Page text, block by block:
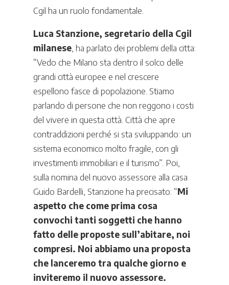
Cgil ha un ruolo fondamentale.
Luca Stanzione, segretario della Cgil
milanese, ha parlato dei problemi della citta:
“Vedo che Milano sta dentro il solco delle
grandi città europee e nel crescere
espellono fasce di popolazione. Stiamo
parlando di persone che non reggono i costi
del vivere in questa città. Città che apre
contraddizioni perché si sta sviluppando: un
sistema economico molto fragile, con gli
investimenti immobiliari e il turismo”. Poi,
sulla nomina del nuovo assessore alla casa
Guido Bardelli, Stanzione ha precisato: “Mi
aspetto che come prima cosa
convochi tanti soggetti che hanno
fatto delle proposte sull’abitare, noi
compresi. Noi abbiamo una proposta
che lanceremo tra qualche giorno e
inviteremo il nuovo assessore.